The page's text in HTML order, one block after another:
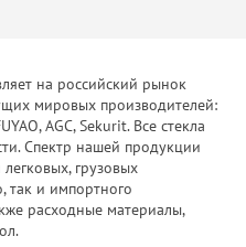
на российский рынок
мировых производителей:
AGC, Sekurit. Все стекла
Спектр нашей продукции
грузовых
так и импортного
расходные материалы,